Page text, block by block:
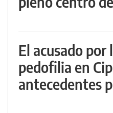
El acusado por
pedofilia en
antecedentes